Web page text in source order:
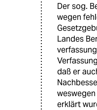
Der sog.
wegen
Landes
daß er
erklärt